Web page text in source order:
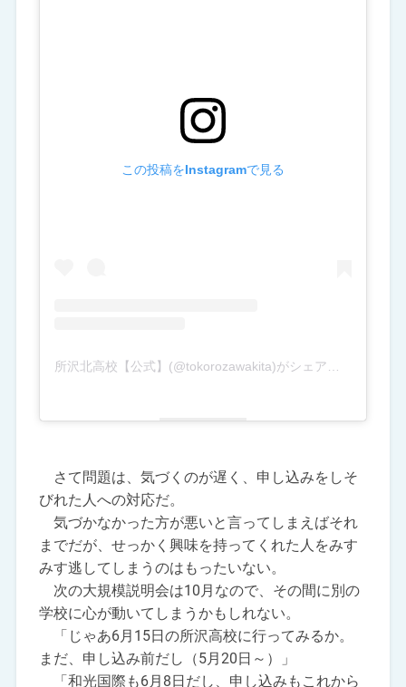
この投稿をInstagramで見る
さて問題は、気づくのが遅く、申し込みをしそ
びれた人への対応だ。
気づかなかった方が悪いと言ってしまえばそれ
までだが、せっかく興味を持ってくれた人をみす
みす逃してしまうのはもったいない。
次の大規模説明会は10月なので、その間に別の
学校に心が動いてしまうかもしれない。
「じゃあ6月15日の所沢高校に行ってみるか。
まだ、申し込み前だし（5月20日～）」
「和光国際も6月8日だし、申し込みもこれから